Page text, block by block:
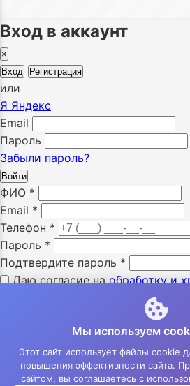
Вход в аккаунт
×
Вход
Регистрация
или
Я Яндекс
Email
Пароль
Забыли пароль?
Войти
ФИО *
Email *
Телефон *
Пароль *
Подтвердите пароль *
Даю согласие наобработку и
политикой
Я даю согласие на получение
Я даю согласие на получение
Зарегистрироваться
Мы используем
Этот сайт использует файлы cookie
повышения эффективности сайта.
сайтом, вы соглашаетесь с